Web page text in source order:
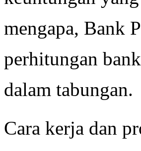
mengapa, Bank
perhitungan
dalam tabungan.
Cara kerja dan